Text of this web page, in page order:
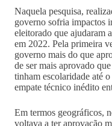
Naquela pesquisa,
governo sofria impactos
eleitorado que ajudaram
em 2022. Pela primeira
governo mais do que
de ser mais aprovado
tinham escolaridade até
empate técnico inédito
Em termos geográficos,
voltava a ter aprovação